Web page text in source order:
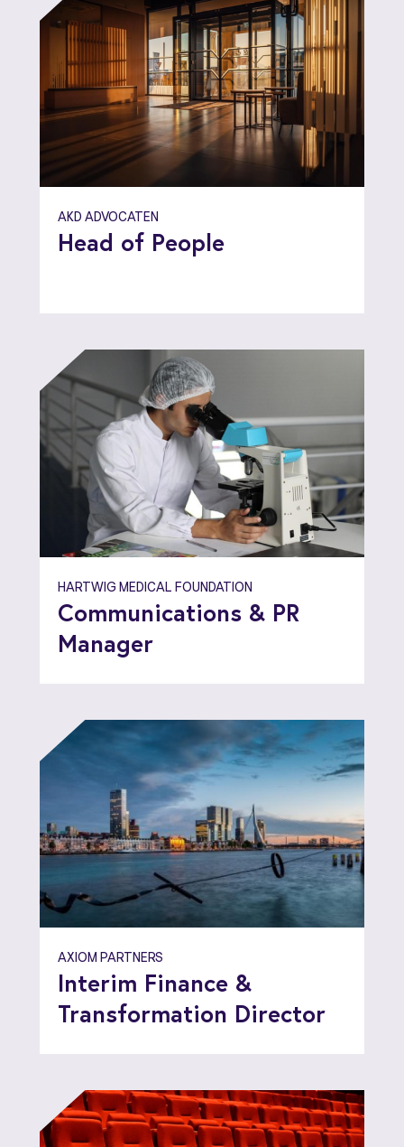
AKD ADVOCATEN
Head of People
HARTWIG MEDICAL FOUNDATION
Communications & PR
Manager
AXIOM PARTNERS
Interim Finance &
Transformation Director